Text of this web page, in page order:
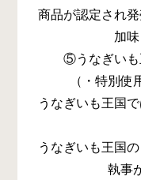
商品が認定され
加
⑤うなぎいも
（・特別使
うなぎいも王国
うなぎいも王国
執事